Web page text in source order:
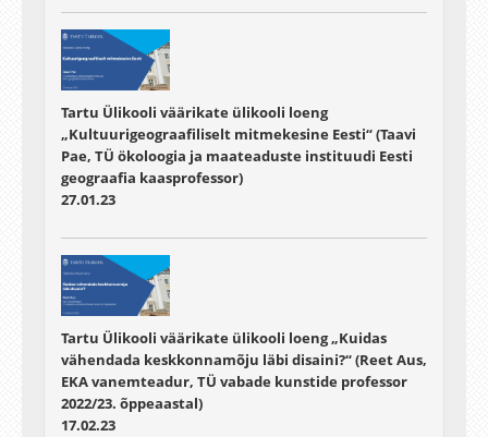
Tartu Ülikooli väärikate ülikooli loeng
„Kultuurigeograafiliselt mitmekesine Eesti“ (Taavi
Pae, TÜ ökoloogia ja maateaduste instituudi Eesti
geograafia kaasprofessor)
27.01.23
Tartu Ülikooli väärikate ülikooli loeng „Kuidas
vähendada keskkonnamõju läbi disaini?“ (Reet Aus,
EKA vanemteadur, TÜ vabade kunstide professor
2022/23. õppeaastal)
17.02.23